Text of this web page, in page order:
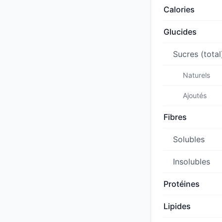
Calories
Glucides
Sucres
Naturels
Ajoutés
Fibres
Solubles
Insolubles
Protéines
Lipides